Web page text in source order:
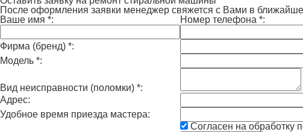
После оформления заявки менеджер свяжется с Вами в
Ваше имя *: Номер телефона *:
Фирма (бренд) *:
Модель *:
Вид неисправности (поломки) *:
Адрес:
Удобное время приезда мастера:
Согласен на обработку